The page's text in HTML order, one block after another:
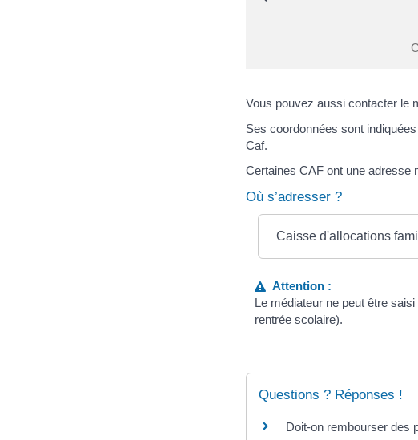
Vous pouvez aussi contacter le
Ses coordonnées sont
Caf.
Certaines CAF ont une adresse
Où s’adresser ?
Caisse d'allocations
Attention :
Le médiateur ne peut être
rentrée scolaire).
Questions ? Réponses !
Doit-on rembourser des